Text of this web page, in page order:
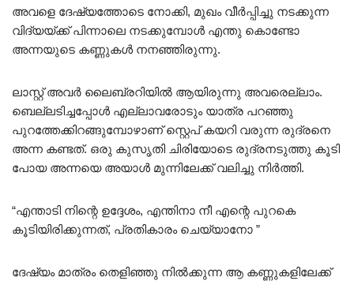
അവളെ ദേഷ്യത്തോടെ നോക്കി, മുഖം വീർപ്പിച്ചു നടക്കുന്ന
വിദ്യയ്ക്ക് പിന്നാലെ നടക്കുമ്പോൾ എന്തു കൊണ്ടോ
അന്നയുടെ കണ്ണുകൾ നനഞ്ഞിരുന്നു.
ലാസ്റ്റ് അവർ ലൈബ്രറിയിൽ ആയിരുന്നു അവരെല്ലാം.
ബെല്ലടിച്ചപ്പോൾ എല്ലാവരോടും യാത്ര പറഞ്ഞു
പുറത്തേക്കിറങ്ങുമ്പോഴാണ് സ്റ്റെപ് കയറി വരുന്ന രുദ്രനെ
അന്ന കണ്ടത്. ഒരു കുസൃതി ചിരിയോടെ രുദ്രനടുത്തു കൂടി
പോയ അന്നയെ അയാൾ മുന്നിലേക്ക് വലിച്ചു നിർത്തി.
“എന്താടി നിന്റെ ഉദ്ദേശം, എന്തിനാ നീ എന്റെ പുറകെ
കൂടിയിരിക്കുന്നത്, പ്രതികാരം ചെയ്യാനോ ”
ദേഷ്യം മാത്രം തെളിഞ്ഞു നിൽക്കുന്ന ആ കണ്ണുകളിലേക്ക്